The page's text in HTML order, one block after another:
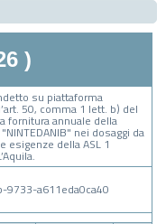
)
su piattaforma
50, comma 1 lett. b) del
fornitura annuale della
nei dosaggi da
esigenze della ASL 1
9733-a611eda0ca40